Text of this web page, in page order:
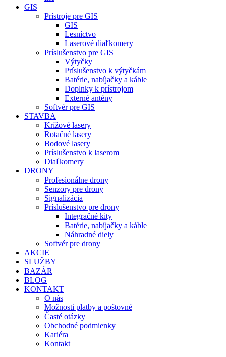
GIS
Prístroje pre GIS
GIS
Lesníctvo
Laserové diaľkomery
Príslušenstvo pre GIS
Výtyčky
Príslušenstvo k výtyčkám
Batérie, nabíjačky a káble
Doplnky k prístrojom
Externé antény
Softvér pre GIS
STAVBA
Krížové lasery
Rotačné lasery
Bodové lasery
Príslušenstvo k laserom
Diaľkomery
DRONY
Profesionálne drony
Senzory pre drony
Signalizácia
Príslušenstvo pre drony
Integračné kity
Batérie, nabíjačky a káble
Náhradné diely
Softvér pre drony
AKCIE
SLUŽBY
BAZÁR
BLOG
KONTAKT
O nás
Možnosti platby a poštovné
Časté otázky
Obchodné podmienky
Kariéra
Kontakt